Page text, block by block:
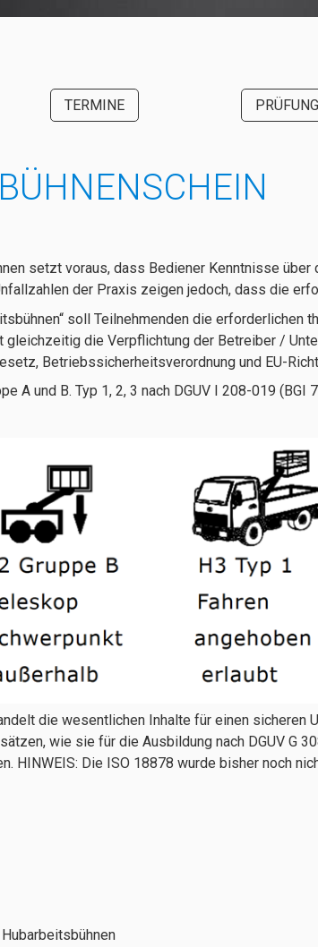
TERMINE
setzt voraus, dass Bediener Kenntnisse
der Praxis zeigen jedoch, dass die
soll Teilnehmenden die
die Verpflichtung der Betreiber /
Betriebssicherheitsverordnung und EU-
A und B. Typ 1, 2, 3 nach DGUV I 208-019 (BGI
die wesentlichen Inhalte für einen sicheren
wie sie für die Ausbildung nach DGUV G
HINWEIS: Die ISO 18878 wurde bisher noch